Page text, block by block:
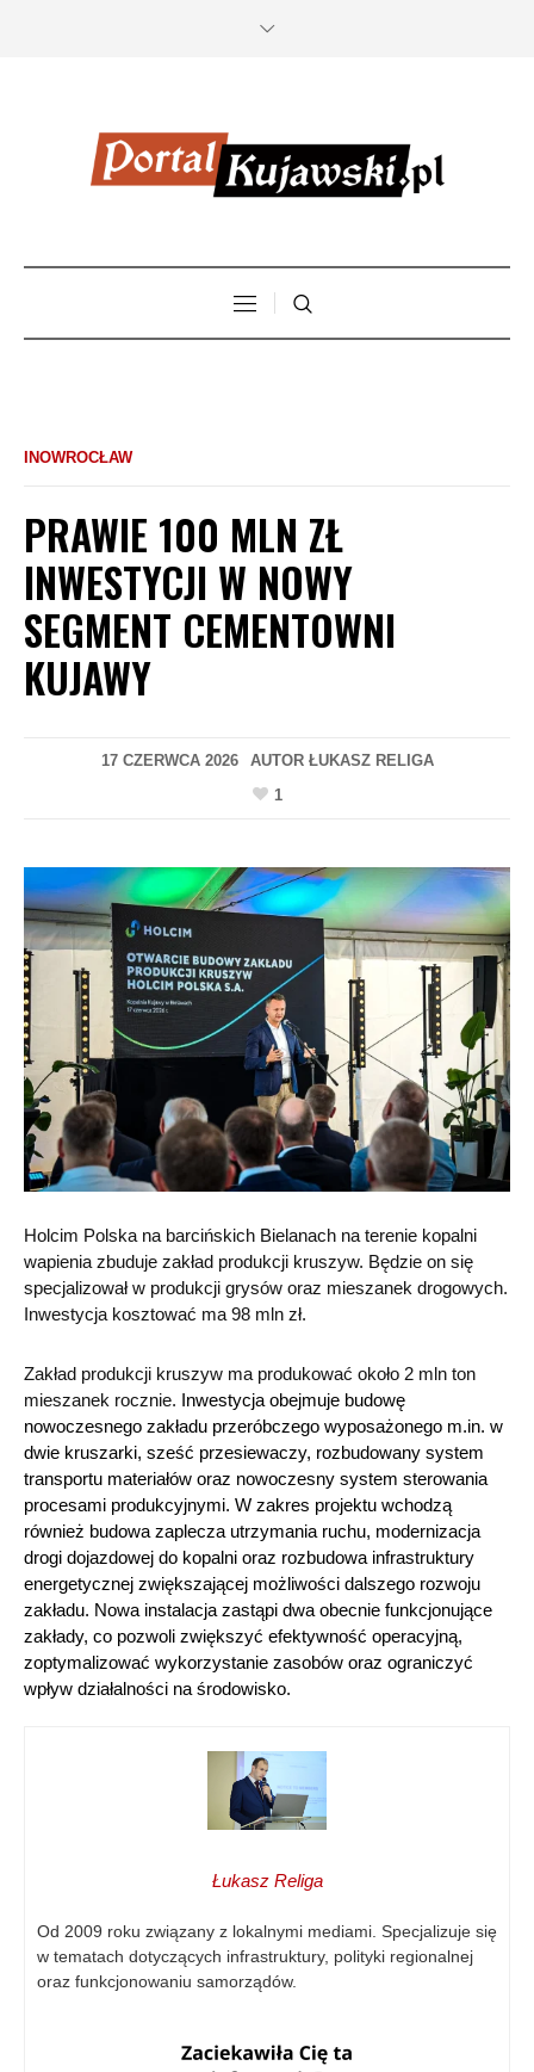
INOWROCŁAW
PRAWIE 100 MLN ZŁ
INWESTYCJI W NOWY
SEGMENT CEMENTOWNI
KUJAWY
17 CZERWCA 2026 AUTOR ŁUKASZ RELIGA
1
Holcim Polska na barcińskich Bielanach na terenie kopalni
wapienia zbuduje zakład produkcji kruszyw. Będzie on się
specjalizował w produkcji grysów oraz mieszanek drogowych.
Inwestycja kosztować ma 98 mln zł.
Zakład produkcji kruszyw ma produkować około 2 mln ton
mieszanek rocznie. Inwestycja obejmuje budowę
nowoczesnego zakładu przeróbczego wyposażonego m.in. w
dwie kruszarki, sześć przesiewaczy, rozbudowany system
transportu materiałów oraz nowoczesny system sterowania
procesami produkcyjnymi. W zakres projektu wchodzą
również budowa zaplecza utrzymania ruchu, modernizacja
drogi dojazdowej do kopalni oraz rozbudowa infrastruktury
energetycznej zwiększającej możliwości dalszego rozwoju
zakładu. Nowa instalacja zastąpi dwa obecnie funkcjonujące
zakłady, co pozwoli zwiększyć efektywność operacyjną,
zoptymalizować wykorzystanie zasobów oraz ograniczyć
wpływ działalności na środowisko.
Łukasz Religa
Od 2009 roku związany z lokalnymi mediami. Specjalizuje się
w tematach dotyczących infrastruktury, polityki regionalnej
oraz funkcjonowaniu samorządów.